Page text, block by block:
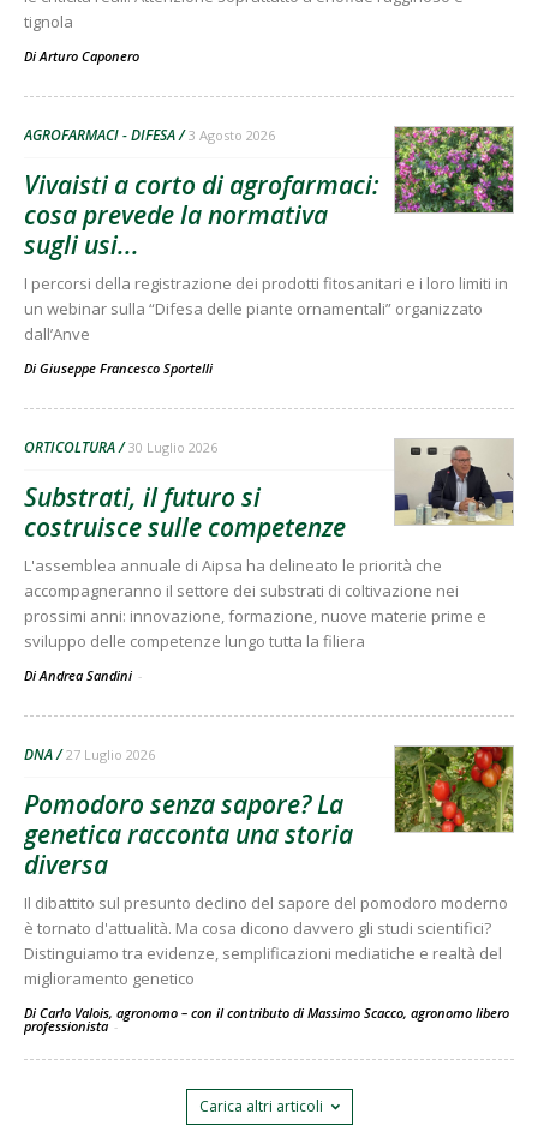
tignola
DiArturo Caponero
AGROFARMACI - DIFESA 3 Agosto 2026
Vivaisti a corto di agrofarmaci:
cosa prevede la normativa
sugli usi...
I percorsi della registrazione dei prodotti fitosanitari e i loro limiti in
un webinar sulla “Difesa delle piante ornamentali” organizzato
dall’Anve
Di Giuseppe Francesco Sportelli
ORTICOLTURA 30 Luglio 2026
Substrati, il futuro si
costruisce sulle competenze
L'assemblea annuale di Aipsa ha delineato le priorità che
accompagneranno il settore dei substrati di coltivazione nei
prossimi anni: innovazione, formazione, nuove materie prime e
sviluppo delle competenze lungo tutta la filiera
Di Andrea Sandini -
DNA 27 Luglio 2026
Pomodoro senza sapore? La
genetica racconta una storia
diversa
Il dibattito sul presunto declino del sapore del pomodoro moderno
è tornato d'attualità. Ma cosa dicono davvero gli studi scientifici?
Distinguiamo tra evidenze, semplificazioni mediatiche e realtà del
miglioramento genetico
Di Carlo Valois, agronomo – con il contributo di Massimo Scacco, agronomo libero
professionista -
Carica altri articoli